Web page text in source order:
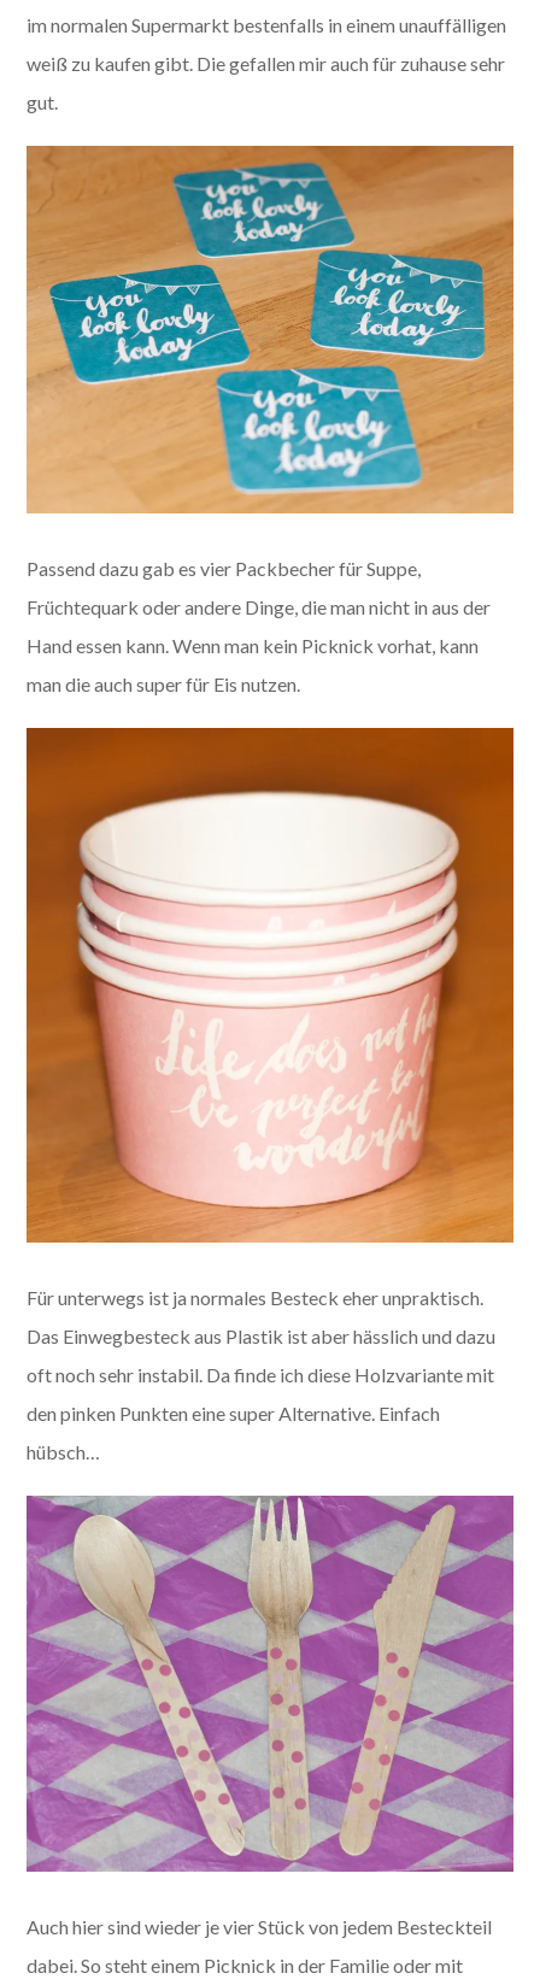
im normalen Supermarkt bestenfalls in einem unauffälligen
weiß zu kaufen gibt. Die gefallen mir auch für zuhause sehr
gut.
Passend dazu gab es vier Packbecher für Suppe,
Früchtequark oder andere Dinge, die man nicht in aus der
Hand essen kann. Wenn man kein Picknick vorhat, kann
man die auch super für Eis nutzen.
Für unterwegs ist ja normales Besteck eher unpraktisch.
Das Einwegbesteck aus Plastik ist aber hässlich und dazu
oft noch sehr instabil. Da finde ich diese Holzvariante mit
den pinken Punkten eine super Alternative. Einfach
hübsch…
Auch hier sind wieder je vier Stück von jedem Besteckteil
dabei. So steht einem Picknick in der Familie oder mit